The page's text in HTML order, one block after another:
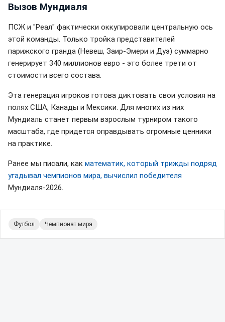
Вызов Мундиаля
ПСЖ и "Реал" фактически оккупировали центральную ось
этой команды. Только тройка представителей
парижского гранда (Невеш, Заир-Эмери и Дуэ) суммарно
генерирует 340 миллионов евро - это более трети от
стоимости всего состава.
Эта генерация игроков готова диктовать свои условия на
полях США, Канады и Мексики. Для многих из них
Мундиаль станет первым взрослым турниром такого
масштаба, где придется оправдывать огромные ценники
на практике.
Ранее мы писали, как математик, который трижды подряд
угадывал чемпионов мира, вычислил победителя
Мундиаля-2026.
Футбол Чемпионат мира